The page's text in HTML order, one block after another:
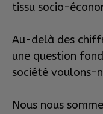
tissu socio-
Au-delà des
une question
société voulons-
Nous nous